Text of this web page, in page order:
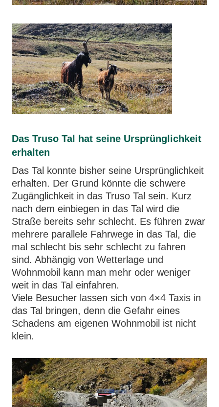
Das Truso Tal hat seine Ursprünglichkeit
erhalten
Das Tal konnte bisher seine Ursprünglichkeit
erhalten. Der Grund könnte die schwere
Zugänglichkeit in das Truso Tal sein. Kurz
nach dem einbiegen in das Tal wird die
Straße bereits sehr schlecht. Es führen zwar
mehrere parallele Fahrwege in das Tal, die
mal schlecht bis sehr schlecht zu fahren
sind. Abhängig von Wetterlage und
Wohnmobil kann man mehr oder weniger
weit in das Tal einfahren.
Viele Besucher lassen sich von 4×4 Taxis in
das Tal bringen, denn die Gefahr eines
Schadens am eigenen Wohnmobil ist nicht
klein.